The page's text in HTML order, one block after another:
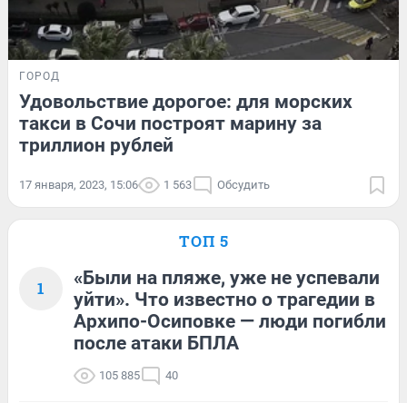
ГОРОД
Удовольствие дорогое: для морских
такси в Сочи построят марину за
триллион рублей
17 января, 2023, 15:06 1 563 Обсудить
ТОП 5
1
«Были на пляже, уже не успевали
уйти». Что известно о трагедии в
Архипо-Осиповке — люди погибли
после атаки БПЛА
105 885 40